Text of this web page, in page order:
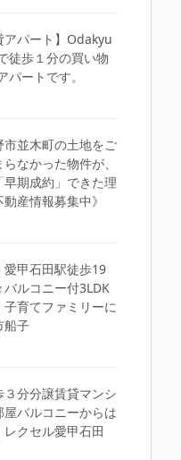
アパート】Odakyu
徒歩１分の買い物
パートです。
市並木町の土地をご
なかった物件が、
期成約」できた理
産情報募集中》
愛甲石田駅徒歩19
ルコニー付3LDK
育てファミリーに
船子
３分分譲賃貸マンシ
屋バルコニーからは
クセル愛甲石田